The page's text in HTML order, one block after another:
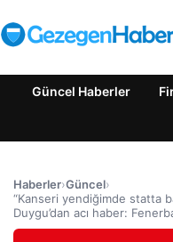
Güncel Haberler
Haberler›Güncel›
“Kanseri yendiğimde statta
Duygu’dan acı haber: